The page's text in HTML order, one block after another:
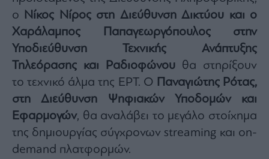
ο Νίκος Νίρος στη Διεύθυνση Δικτύου και ο
Χαράλαμπος Παπαγεωργόπουλος στην
Υποδιεύθυνση Τεχνικής Ανάπτυξης
Τηλεόρασης και Ραδιοφώνου θα στηρίξουν
το τεχνικό άλμα της ΕΡΤ. Ο Παναγιώτης Ρότας,
στη Διεύθυνση Ψηφιακών Υποδομών και
Εφαρμογών, θα αναλάβει το μεγάλο στοίχημα
της δημιουργίας σύγχρονων streaming και on-
demand πλατφορμών.